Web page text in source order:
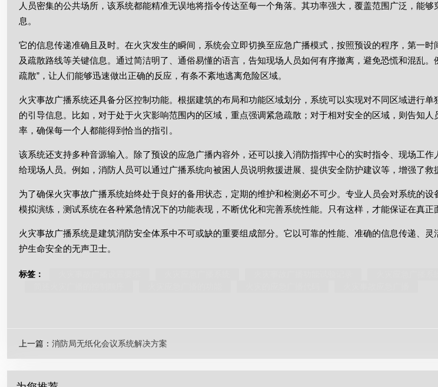
人员密集的公共场所，该系统都能精准无误地将指令传达至每一个角落。其功率强大，覆盖范围广泛，能
息。
它的信息传递准确且及时。在火灾发生的瞬间，系统会立即切换至应急广播模式，按照预设的程序，第一
及疏散路线等关键信息。通过简洁明了、通俗易懂的语言，告知现场人员如何有序撤离，避免恐慌和混乱
疏散”，让人们能够迅速做出正确的反应，有条不紊地逃离危险区域。
火灾事故广播系统还具备分区控制功能。根据建筑的布局和功能区域划分，系统可以实现对不同区域进行
的引导信息。比如，对于处于火灾影响范围内的区域，重点强调紧急疏散；对于相对安全的区域，则告知
率，确保每一个人都能得到恰当的指引。
该系统还支持多种音源输入。除了预设的应急广播内容外，还可以接入消防指挥中心的实时指令、现场工
给现场人员。例如，消防人员可以通过广播系统向被困人员说明救援进展、提供安全防护建议等，增强了救
为了确保火灾事故广播系统始终处于良好的备用状态，定期的维护和检测必不可少。专业人员会对系统的
模拟演练，测试系统在各种紧急情况下的功能表现，不断优化和完善系统性能。只有这样，才能保证在真
火灾事故广播系统是建筑消防安全体系中不可或缺的重要组成部分。它以可靠的性能、准确的信息传递、
护生命安全的无声卫士。
标签：
上一篇： 消防局无纸化会议系统解决方案